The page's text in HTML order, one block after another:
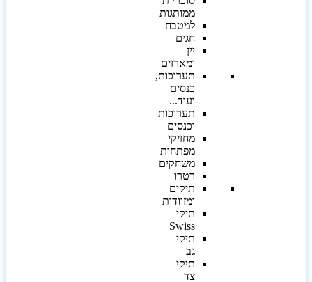
ממותגות
למטבח
חגים
יין
ומארזים
תערוכות,
כנסים
ועוד...
תערוכות
וכנסים
מחזיקי
מפתחות
משחקים
רטרו
תיקים
ומזוודות
תיקי
Swiss
תיקי
תיקי